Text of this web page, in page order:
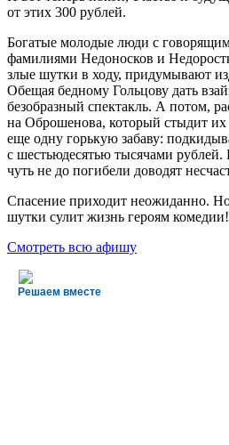
от этих 300 рублей.
Богатые молодые люди с
фамилиями Недоносков и
злые шутки в ходу, придумывают
Обещая бедному Гольцову дать
безобразный спектакль. А потом,
на Оброшенова, который стыдит
еще одну горькую забаву:
с шестьюдесятью тысячами рублей.
чуть не до погибели доводят
Спасение приходит неожиданно.
шутки сулит жизнь героям комедии!
Смотреть всю афишу
Решаем вместе